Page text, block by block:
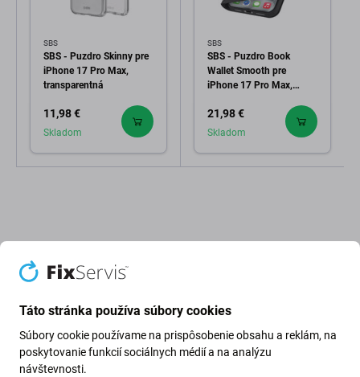
SBS
SBS - Puzdro Skinny pre
iPhone 17 Pro Max,
transparentná
11,98 €
Skladom
SBS
SBS - Puzdro Book
Wallet Smooth pre
iPhone 17 Pro Max,
21,98 €
Skladom
Puzdro Devia Pino MagSafe pre
Táto stránka používa súbory cookies
Súbory cookie používame na prispôsobenie obsahu a reklám, na
poskytovanie funkcií sociálnych médií a na analýzu
návštevnosti.